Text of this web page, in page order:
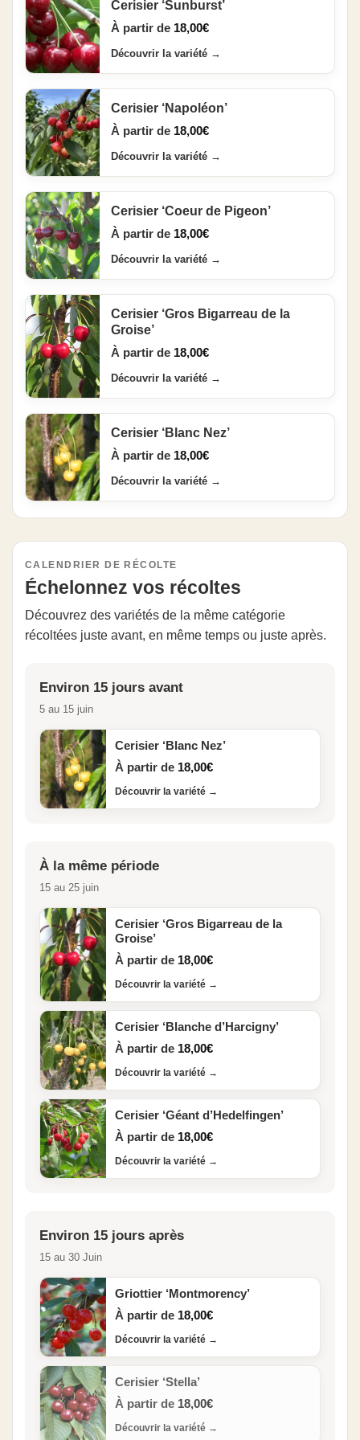
Cerisier ‘Sunburst’
À partir de 18,00€
Découvrir la variété →
Cerisier ‘Napoléon’
À partir de 18,00€
Découvrir la variété →
Cerisier ‘Coeur de Pigeon’
À partir de 18,00€
Découvrir la variété →
Cerisier ‘Gros Bigarreau de la
Groise’
À partir de 18,00€
Découvrir la variété →
Cerisier ‘Blanc Nez’
À partir de 18,00€
Découvrir la variété →
CALENDRIER DE RÉCOLTE
Échelonnez vos récoltes
Découvrez des variétés de la même catégorie
récoltées juste avant, en même temps ou juste après.
Environ 15 jours avant
5 au 15 juin
Cerisier ‘Blanc Nez’
À partir de 18,00€
Découvrir la variété →
À la même période
15 au 25 juin
Cerisier ‘Gros Bigarreau de la
Groise’
À partir de 18,00€
Découvrir la variété →
Cerisier ‘Blanche d’Harcigny’
À partir de 18,00€
Découvrir la variété →
Cerisier ‘Géant d’Hedelfingen’
À partir de 18,00€
Découvrir la variété →
Environ 15 jours après
15 au 30 Juin
Griottier ‘Montmorency’
À partir de 18,00€
Découvrir la variété →
Cerisier ‘Stella’
À partir de 18,00€
Découvrir la variété →